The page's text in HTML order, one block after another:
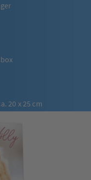
20 x 25 cm